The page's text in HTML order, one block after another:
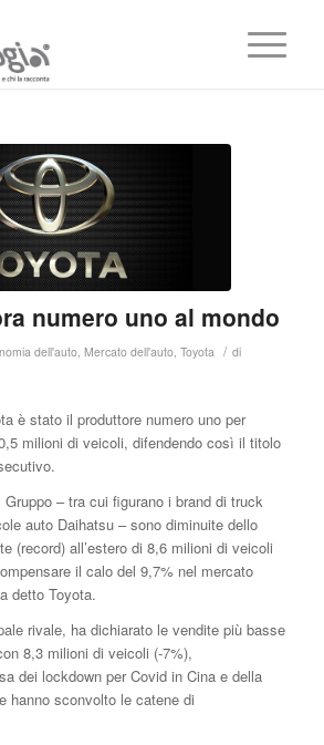
numero uno al mondo
dell'auto, Mercato dell'auto, Toyota / di
è stato il produttore numero uno per
milioni di veicoli, difendendo così il titolo
– tra cui figurano i brand di truck
auto Daihatsu – sono diminuite dello
(record) all’estero di 8,6 milioni di veicoli
il calo del 9,7% nel mercato
detto Toyota.
rivale, ha dichiarato le vendite più basse
8,3 milioni di veicoli (-7%),
dei lockdown per Covid in Cina e della
hanno sconvolto le catene di